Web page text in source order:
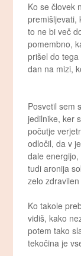
Ko se človek
premišljevati,
to ne bi več
pomembno,
prišel do
dan na mizi,
Posvetil sem
jedilnike, ker
počutje
odločil, da v
dale
tudi aronija
zelo
Ko takole
vidiš, kako
potem tako
tekočina je